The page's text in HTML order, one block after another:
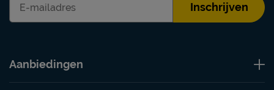
Inschrijven
Aanbiedingen